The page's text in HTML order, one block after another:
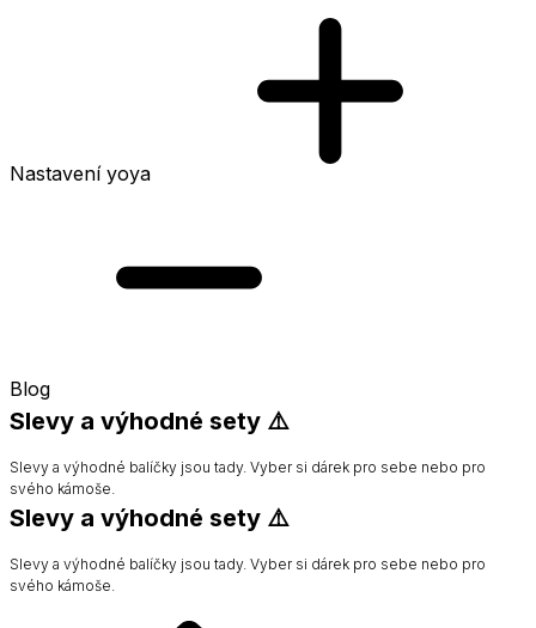
Nastavení yoya
Blog
Slevy a výhodné sety ⚠️
Slevy a výhodné balíčky jsou tady. Vyber si dárek pro sebe nebo pro
svého kámoše.
Slevy a výhodné sety ⚠️
Slevy a výhodné balíčky jsou tady. Vyber si dárek pro sebe nebo pro
svého kámoše.